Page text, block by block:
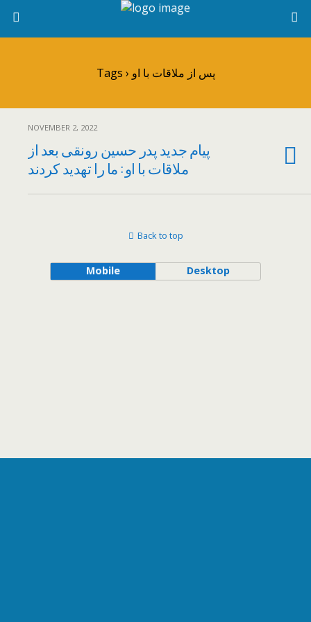
Tags › پس از ملاقات با او
NOVEMBER 2, 2022
پیام جدید پدر حسین رونقی بعد از
ملاقات با او : ما را تهدید کردند
Back to top
Mobile Desktop